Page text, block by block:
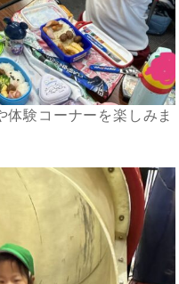
験コーナーを楽しみま